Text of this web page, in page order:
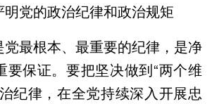
党的政治纪律和政治规矩
最根本、最重要的纪律，是净
要保证。要把坚决做到“两个维
纪律，在全党持续深入开展忠